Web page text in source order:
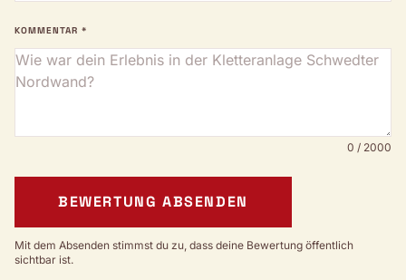
KOMMENTAR *
0 / 2000
BEWERTUNG ABSENDEN
Mit dem Absenden stimmst du zu, dass deine Bewertung öffentlich
sichtbar ist.